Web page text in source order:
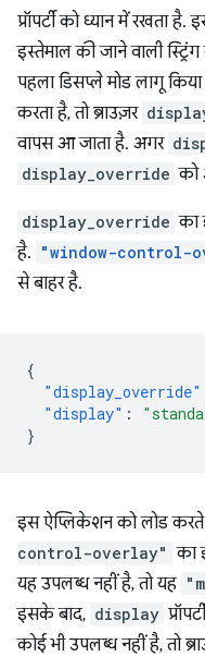
प्रॉपर्टी को ध्यान में रखता
इस्तेमाल की जाने वाली
पहला डिसप्ले मोड लागू
करता है, तो ब्राउज़र
वापस आ जाता है. अगर
display_override को
display_override का
है. "window-control-
से बाहर है.
{
"display_override"
"display" :
}
इस ऐप्लिकेशन को लोड
control-overlay" का
यह उपलब्ध नहीं है, तो यह
इसके बाद, display
कोई भी उपलब्ध नहीं है, तो